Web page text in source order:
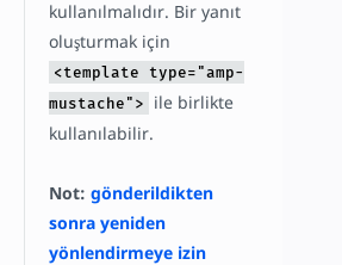
kullanılmalıdır. Bir yanıt
oluşturmak için
<template type="amp-
mustache">
ile birlikte
kullanılabilir.
Not: gönderildikten
sonra yeniden
yönlendirmeye izin